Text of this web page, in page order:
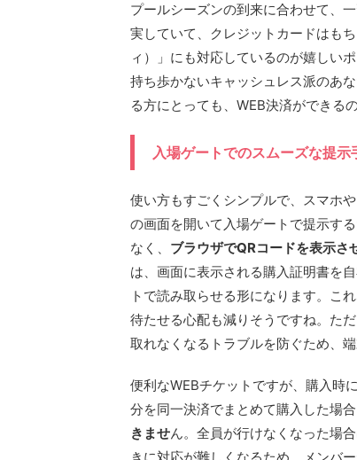
プールシーズンの到来に合わせて、
実していて、クレジットカードはも
ィ）」にも対応しているのが嬉しいポ
持ち歩かないキャッシュレス派のあ
る方にとっても、WEB決済ができる
入場ゲートでのスムーズな提示
使い方もすごくシンプルで、スマホ
の画面を開いて入場ゲートで提示す
なく、 ブラウザでQRコードを表示さ
は、画面に表示される購入証明書を
トで読み取らせる形になります。こ
待たせる心配も減りそうですね。た
取れなくなるトラブルを防ぐため、
便利なWEBチケットですが、購入時
分を同一決済でまとめて購入した場合
きません。全員が行けなくなった場